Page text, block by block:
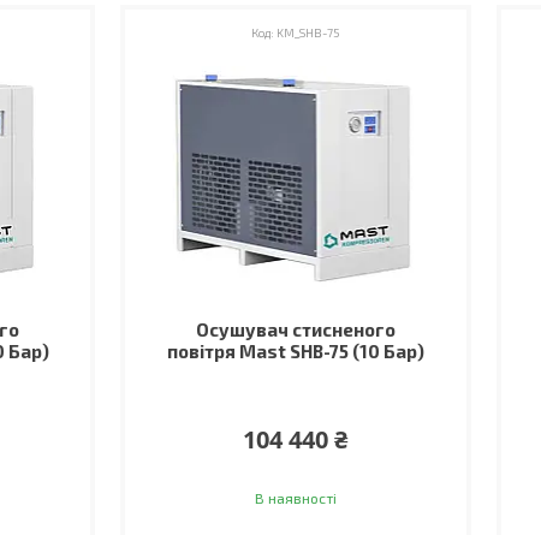
Бар)
KM_SHB-75
Осушувач стисненого
повітря Mast SHB-75 (10 Бар)
104 440 ₴
В наявності